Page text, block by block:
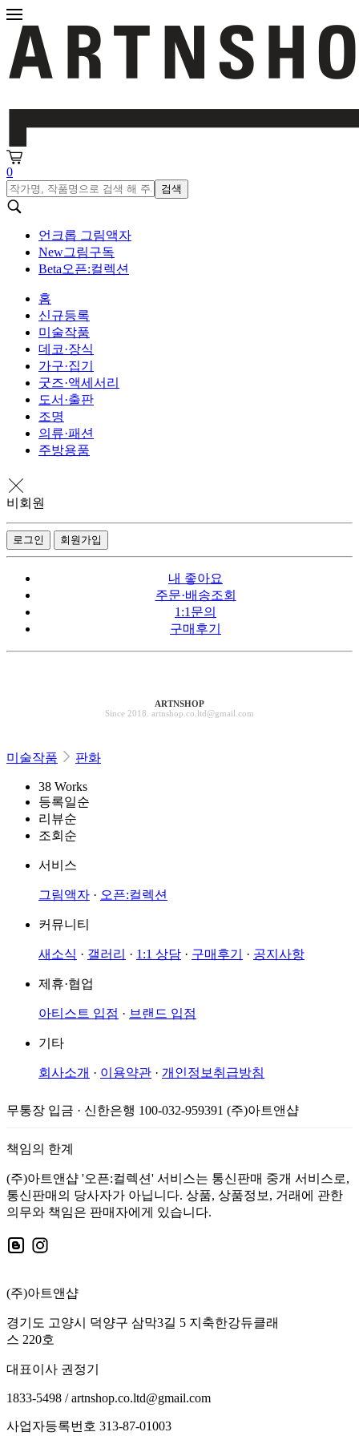
0
검색
언크롭 그림액자
New그림구독
Beta오픈:컬렉션
홈
신규등록
미술작품
데코·장식
가구·집기
굿즈·액세서리
도서·출판
조명
의류·패션
주방용품
비회원
로그인 회원가입
내 좋아요
주문·배송조회
1:1문의
구매후기
ARTNSHOP
Since 2018. artnshop.co.ltd@gmail.com
미술작품 판화
38 Works
등록일순
리뷰순
조회순
서비스
그림액자 · 오픈:컬렉션
커뮤니티
새소식 · 갤러리 · 1:1 상담 · 구매후기 · 공지사항
제휴·협업
아티스트 입점 · 브랜드 입점
기타
회사소개 · 이용약관 · 개인정보취급방침
무통장 입금 · 신한은행 100-032-959391 (주)아트앤샵
책임의 한계
(주)아트앤샵 '오픈:컬렉션' 서비스는 통신판매 중개 서비스로,
통신판매의 당사자가 아닙니다. 상품, 상품정보, 거래에 관한
의무와 책임은 판매자에게 있습니다.
(주)아트앤샵
경기도 고양시 덕양구 삼막3길 5 지축한강듀클래
스 220호
대표이사 권정기
1833-5498 / artnshop.co.ltd@gmail.com
사업자등록번호 313-87-01003